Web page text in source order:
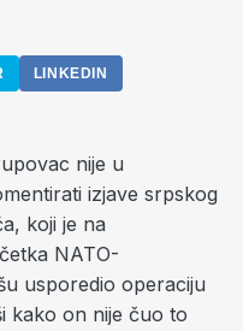
LINKEDIN
nije u
izjave srpskog
koji je na
NATO-
usporedio operaciju
kako on nije čuo to